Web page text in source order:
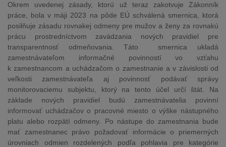
Okrem uvedenej zásady, ktorú už teraz zakotvuje Zákonník
práce, bola v máji 2023 na pôde EÚ schválená smernica, ktorá
posilňuje zásadu rovnakej odmeny pre mužov a ženy za rovnakú
prácu prostredníctvom zavádzania nových pravidiel pre
transparentnosť odmeňovania. Táto smernica ukladá
zamestnávateľom informačné povinností vo vzťahu
k zamestnancom a uchádzačom o zamestnanie a v závislosti od
veľkosti zamestnávateľa aj povinnosť podávať správy
monitorovaciemu subjektu, ktorý na tento účel určí štát. Na
základe nových pravidiel budú zamestnávatelia povinní
informovať uchádzačov o pracovné miesto o výške nástupného
platu alebo rozpätí odmeny. Po nástupe do zamestnania bude
mať zamestnanec právo požadovať informácie o priemerných
úrovniach odmien rozdelených podľa pohlavia pre kategórie